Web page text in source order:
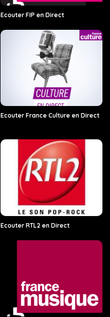
Ecouter FIP en Direct
Ecouter France Culture en Direct
Ecouter RTL2 en Direct